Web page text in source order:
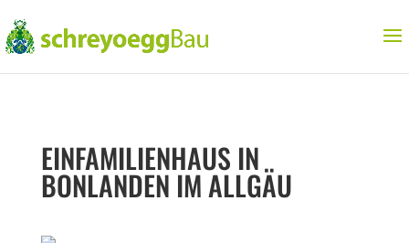
EINFAMILIENHAUS IN
BONLANDEN IM ALLGÄU